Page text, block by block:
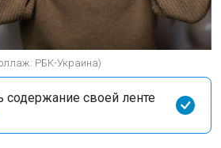
РБК-Украина)
своей ленте